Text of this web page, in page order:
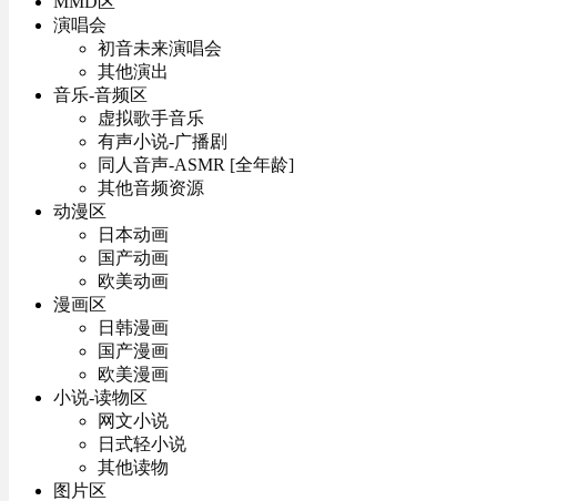
演唱会
初音未来演唱会
其他演出
音乐-音频区
虚拟歌手音乐
有声小说-广播剧
同人音声-ASMR [全年龄]
其他音频资源
动漫区
日本动画
国产动画
欧美动画
漫画区
日韩漫画
国产漫画
欧美漫画
小说-读物区
网文小说
日式轻小说
其他读物
图片区